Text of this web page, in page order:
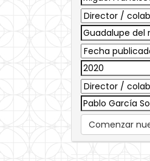
Comenzar